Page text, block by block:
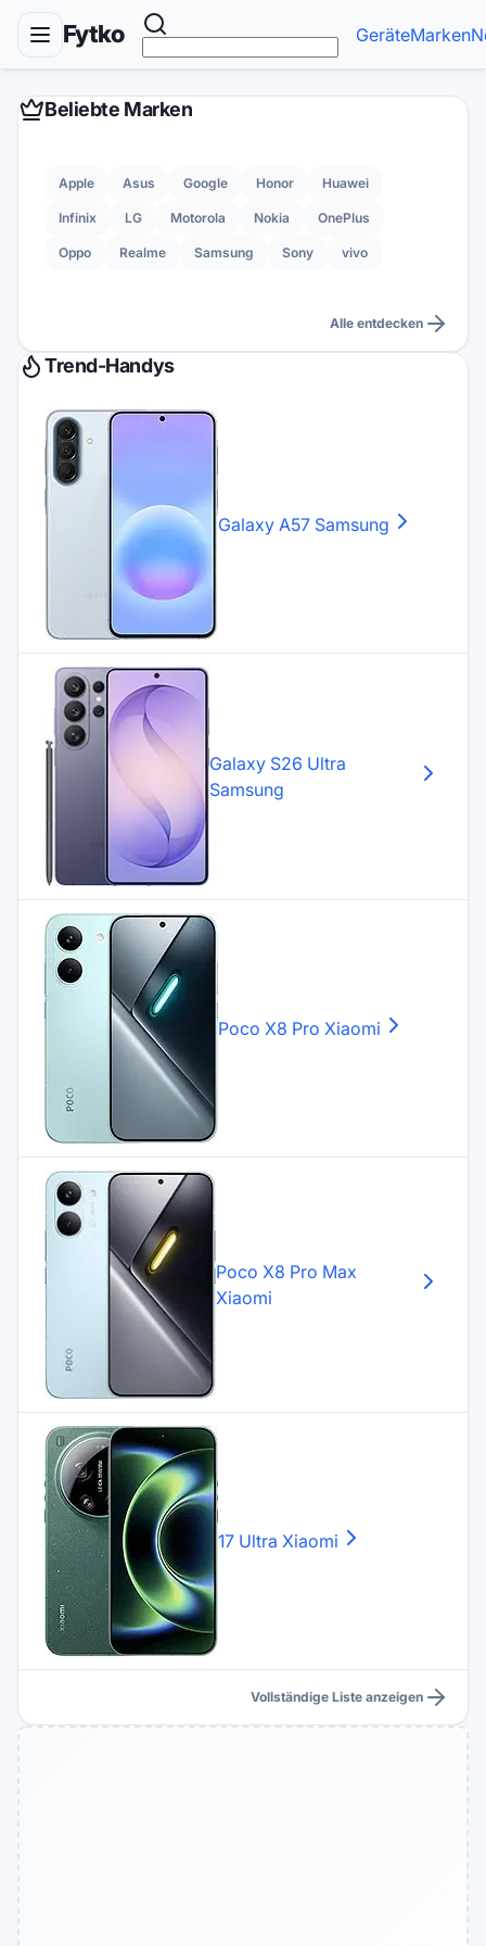
Fytko GeräteMarken
Beliebte Marken
Apple Asus Google Honor Huawei
Infinix LG Motorola Nokia OnePlus
Oppo Realme Samsung Sony vivo
Alle entdecken
Trend-Handys
Galaxy A57 Samsung
Galaxy S26 Ultra
Samsung
Poco X8 Pro Xiaomi
Poco X8 Pro Max
Xiaomi
17 Ultra Xiaomi
Vollständige Liste anzeigen